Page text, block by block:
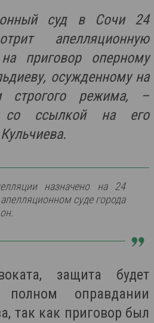
суд в Сочи 24
апелляционную
приговор оперному
осужденному на
строгого режима, –
ссылкой на его
назначено на 24
суде города
защита будет
оправдании
так как приговор был